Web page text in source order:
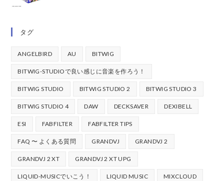
タグ
ANGELBIRD AU BITWIG
BITWIG-STUDIOで良い感じに音楽を作ろう！
BITWIG STUDIO BITWIG STUDIO 2 BITWIG STUDIO 3
BITWIG STUDIO 4 DAW DECKSAVER DEXIBELL
ESI FABFILTER FABFILTER TIPS
FAQ 〜 よくある質問 GRANDVJ GRANDVJ 2
GRANDVJ 2 XT GRANDVJ 2 XT UPG
LIQUID-MUSICでいこう！ LIQUID MUSIC MIXCLOUD